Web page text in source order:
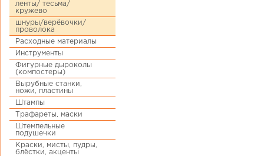
ленты/ тесьма/
кружево
шнуры/верёвочки/
проволока
Расходные материалы
Инструменты
Фигурные дыроколы
(компостеры)
Вырубные станки,
ножи, пластины
Штампы
Трафареты, маски
Штемпельные
подушечки
Краски, мисты, пудры,
блёстки, акценты